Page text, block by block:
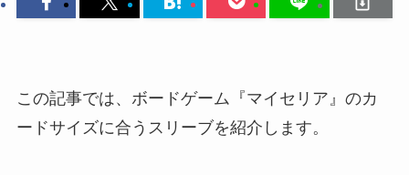
この記事では、ボードゲーム『マイセリア』のカ
ードサイズに合うスリーブを紹介します。